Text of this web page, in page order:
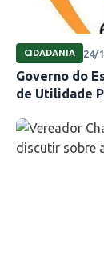
CIDADANIA 24/
Governo do
de Utilidade